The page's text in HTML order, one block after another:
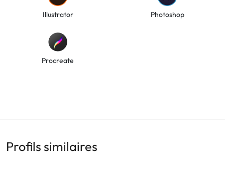
Illustrator Photoshop
Procreate
Profils similaires